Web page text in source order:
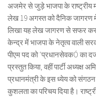
अजमेर से जुड़े भाजपा के राष्ट्रीय
लेख 19 अगस्त को दैनिक जागरण
लिखा यह लेख जागरण से सफर
केन्द्र में भाजपा के नेतृत्व वाली
पीएम पद को ‘प्रधानसेवकÓ का
प्रस्तुत किया, वहीं पार्टी अध्यक्ष
प्रधानमंत्री के इस ध्येय को संगठन
कुशलता का परिचय दिया है।